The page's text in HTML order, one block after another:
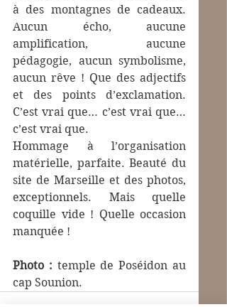
à des montagnes de cadeaux.
Aucun écho, aucune
amplification, aucune
pédagogie, aucun symbolisme,
aucun rêve ! Que des adjectifs
et des points d’exclamation.
C’est vrai que… c’est vrai que…
c’est vrai que.
Hommage à l’organisation
matérielle, parfaite. Beauté du
site de Marseille et des photos,
exceptionnels. Mais quelle
coquille vide ! Quelle occasion
manquée !
Photo : temple de Poséidon au
cap Sounion.